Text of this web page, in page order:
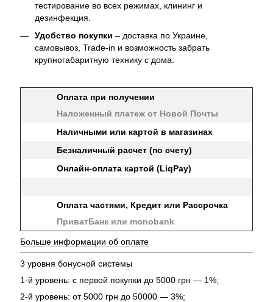
тестирование во всех режимах, клининг и
дезинфекция.
Удобство покупки – доставка по Украине,
самовывоз, Trade-in и возможность забрать
крупногабаритную технику с дома.
Оплата при получении
Наложенный платеж от Новой Почты
Наличными или картой в магазинах
Безналичный расчет (по счету)
Онлайн-оплата картой (LiqPay)
Оплата частями, Кредит или Рассрочка
ПриватБанк или monobank
Больше информации об оплате
3 уровня бонусной системы
1-й уровень: с первой покупки до 5000 грн — 1%;
2-й уровень: от 5000 грн до 50000 — 3%;